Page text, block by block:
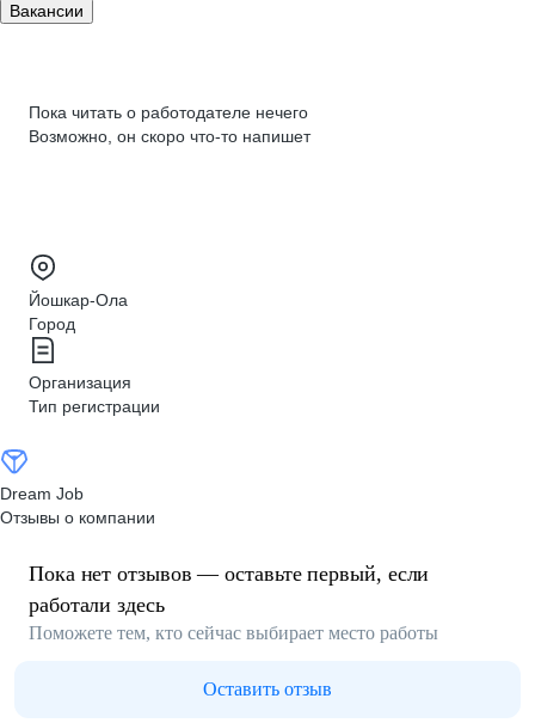
Вакансии
Пока читать о работодателе нечего
Возможно, он скоро что‑то напишет
Йошкар-Ола
Город
Организация
Тип регистрации
Dream Job
Отзывы о компании
Пока нет отзывов — оставьте первый, если
работали здесь
Поможете тем, кто сейчас выбирает место работы
Оставить отзыв